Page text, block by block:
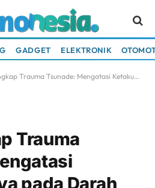
GADGET ELEKTRONIK
Trauma Tsunade: Mengatasi Ketakutannya pada Darah
Trauma
pada Darah